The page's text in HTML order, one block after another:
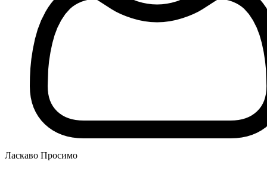
Ласкаво Просимо